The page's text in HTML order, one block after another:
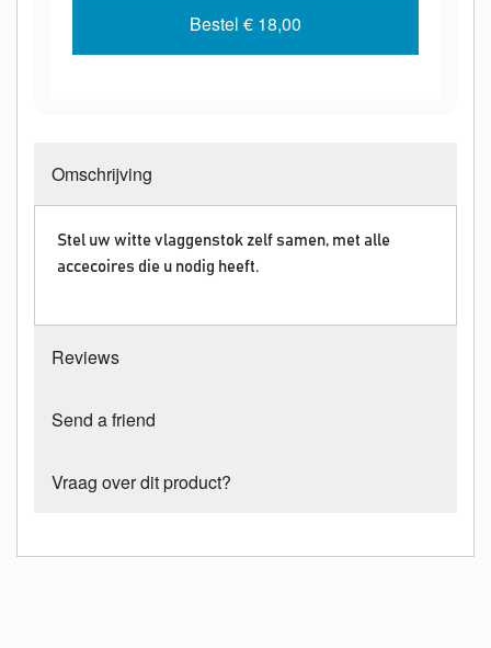
Bestel € 18,00
Omschrijving
Stel uw witte vlaggenstok zelf samen, met alle
accecoires die u nodig heeft.
Reviews
Send a friend
Vraag over dit product?